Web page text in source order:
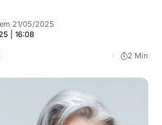
| 16:08
21/05/2025
2 Min